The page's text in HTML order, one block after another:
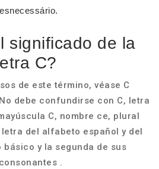
significado de la
C?
de este término, véase C
debe confundirse con С, letra
C, nombre ce, plural
del alfabeto español y del
y la segunda de sus
consonantes .